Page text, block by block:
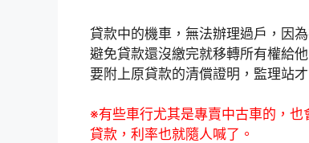
貸款中的機車，無法辦理過戶，因
避免貸款還沒繳完就移轉所有權給
要附上原貸款的清償證明，監理站才
※有些車行尤其是專賣中古車的，
貸款，利率也就隨人喊了。